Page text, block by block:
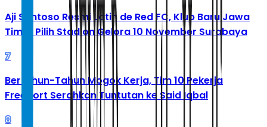
Aji Santoso Resmi Latih de Red FC, Klub Baru Jawa
Timur Pilih Stadion Gelora 10 November Surabaya
7
Bertahun-Tahun Mogok Kerja, Tim 10 Pekerja
Freeport Serahkan Tuntutan ke Said Iqbal
8